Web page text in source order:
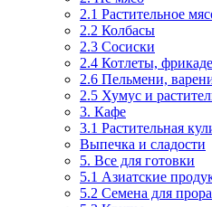
2.1 Растительное
2.2 Колбасы
2.3 Сосиски
2.4 Котлеты,
2.6 Пельмени,
2.5 Хумус и
3. Кафе
3.1 Растительная
Выпечка и сладости
5. Все для готовки
5.1 Азиатские
5.2 Семена для